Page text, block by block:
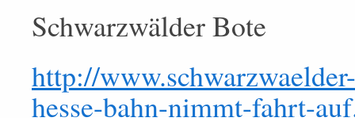
Schwarzwälder Bote
http://
hesse-bahn-nimmt-fahrt-